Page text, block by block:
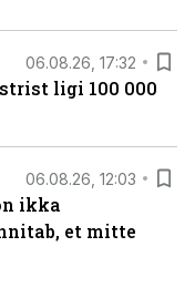
06.08.26, 17:32
ligi 100 000
06.08.26, 12:03
ikka
et mitte